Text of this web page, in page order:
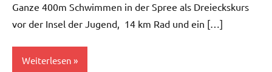
Ganze 400m Schwimmen in der Spree als Dreieckskurs
vor der Insel der Jugend, 14 km Rad und ein […]
Weiterlesen